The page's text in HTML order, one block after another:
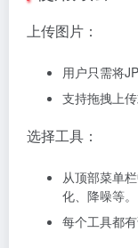
上传图片：
用户只需将
支持拖拽上传
选择工具：
从顶部菜单
化、降噪等。
每个工具都